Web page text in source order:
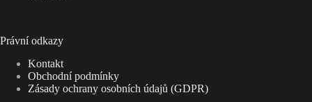
Právní odkazy
Kontakt
Obchodní podmínky
Zásady ochrany osobních údajů (GDPR)